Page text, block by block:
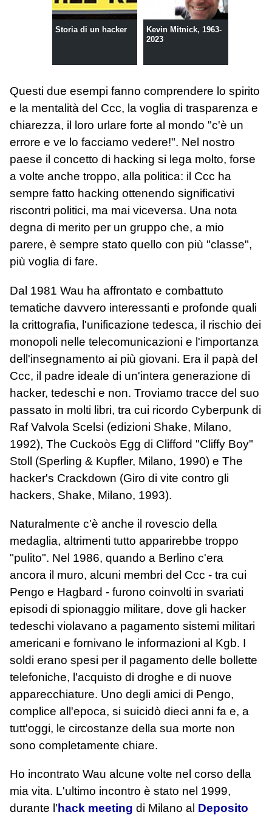
Storia di un hacker
Kevin Mitnick, 1963-
2023
Questi due esempi fanno comprendere lo spirito
e la mentalità del Ccc, la voglia di trasparenza e
chiarezza, il loro urlare forte al mondo "c'è un
errore e ve lo facciamo vedere!". Nel nostro
paese il concetto di hacking si lega molto, forse
a volte anche troppo, alla politica: il Ccc ha
sempre fatto hacking ottenendo significativi
riscontri politici, ma mai viceversa. Una nota
degna di merito per un gruppo che, a mio
parere, è sempre stato quello con più "classe",
più voglia di fare.
Dal 1981 Wau ha affrontato e combattuto
tematiche davvero interessanti e profonde quali
la crittografia, l'unificazione tedesca, il rischio dei
monopoli nelle telecomunicazioni e l'importanza
dell'insegnamento ai più giovani. Era il papà del
Ccc, il padre ideale di un'intera generazione di
hacker, tedeschi e non. Troviamo tracce del suo
passato in molti libri, tra cui ricordo Cyberpunk di
Raf Valvola Scelsi (edizioni Shake, Milano,
1992), The Cuckoòs Egg di Clifford "Cliffy Boy"
Stoll (Sperling & Kupfler, Milano, 1990) e The
hacker's Crackdown (Giro di vite contro gli
hackers, Shake, Milano, 1993).
Naturalmente c'è anche il rovescio della
medaglia, altrimenti tutto apparirebbe troppo
"pulito". Nel 1986, quando a Berlino c'era
ancora il muro, alcuni membri del Ccc - tra cui
Pengo e Hagbard - furono coinvolti in svariati
episodi di spionaggio militare, dove gli hacker
tedeschi violavano a pagamento sistemi militari
americani e fornivano le informazioni al Kgb. I
soldi erano spesi per il pagamento delle bollette
telefoniche, l'acquisto di droghe e di nuove
apparecchiature. Uno degli amici di Pengo,
complice all'epoca, si suicidò dieci anni fa e, a
tutt'oggi, le circostanze della sua morte non
sono completamente chiare.
Ho incontrato Wau alcune volte nel corso della
mia vita. L'ultimo incontro è stato nel 1999,
durante l'hack meeting di Milano al Deposito